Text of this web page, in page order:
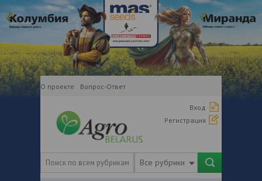
О проекте Вопрос-Ответ
Вход
Регистрация
Все рубрики